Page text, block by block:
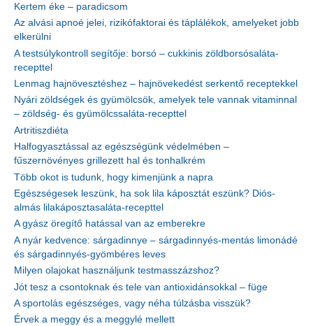
Kertem éke – paradicsom
Az alvási apnoé jelei, rizikófaktorai és táplálékok, amelyeket jobb
elkerülni
A testsúlykontroll segítője: borsó – cukkinis zöldborsósaláta-
recepttel
Lenmag hajnövesztéshez – hajnövekedést serkentő receptekkel
Nyári zöldségek és gyümölcsök, amelyek tele vannak vitaminnal
– zöldség- és gyümölcssaláta-recepttel
Artritiszdiéta
Halfogyasztással az egészségünk védelmében –
fűszernövényes grillezett hal és tonhalkrém
Több okot is tudunk, hogy kimenjünk a napra
Egészségesek leszünk, ha sok lila káposztát eszünk? Diós-
almás lilakáposztasaláta-recepttel
A gyász öregítő hatással van az emberekre
A nyár kedvence: sárgadinnye – sárgadinnyés-mentás limonádé
és sárgadinnyés-gyömbéres leves
Milyen olajokat használjunk testmasszázshoz?
Jót tesz a csontoknak és tele van antioxidánsokkal – füge
A sportolás egészséges, vagy néha túlzásba visszük?
Érvek a meggy és a meggylé mellett